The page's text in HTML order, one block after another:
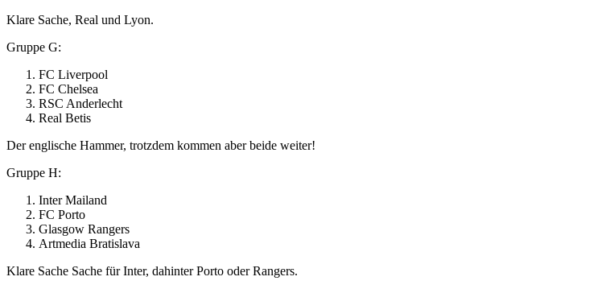
Klare Sache, Real und Lyon.
Gruppe G:
FC Liverpool
FC Chelsea
RSC Anderlecht
Real Betis
Der englische Hammer, trotzdem kommen aber beide weiter!
Gruppe H:
Inter Mailand
FC Porto
Glasgow Rangers
Artmedia Bratislava
Klare Sache Sache für Inter, dahinter Porto oder Rangers.